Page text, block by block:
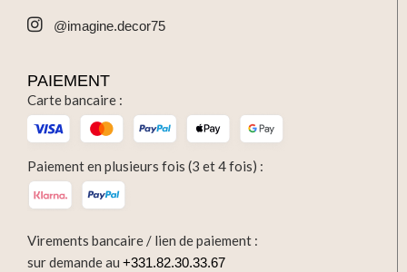
@imagine.decor75
PAIEMENT
Carte bancaire :
Paiement en plusieurs fois (3 et 4 fois) :
Virements bancaire / lien de paiement :
sur demande au +331.82.30.33.67